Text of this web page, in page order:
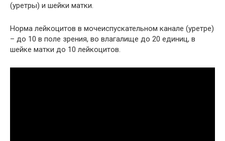
(уретры) и шейки матки.
Норма лейкоцитов в мочеиспускательном канале (уретре)
– до 10 в поле зрения, во влагалище до 20 единиц, в
шейке матки до 10 лейкоцитов.